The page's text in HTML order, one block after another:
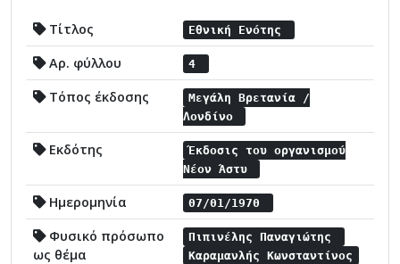
Τίτλος Εθνική Ενότης
Αρ. φύλλου 4
Τόπος έκδοσης
Μεγάλη Βρετανία /
Λονδίνο
Εκδότης
Έκδοσις του οργανισμού
Νέον Άστυ
Ημερομηνία 07/01/1970
Φυσικό πρόσωπο
ως θέμα
Πιπινέλης Παναγιώτης
Καραμανλής Κωνσταντίνος